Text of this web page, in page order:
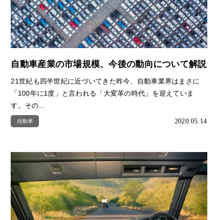
自動車産業の市場規模、今後の動向について解説
21世紀も四半世紀に近づいてきた昨今、自動車業界はまさに
「100年に1度」と言われる「大変革の時代」を迎えていま
す。その...
自動車 2020.05.14